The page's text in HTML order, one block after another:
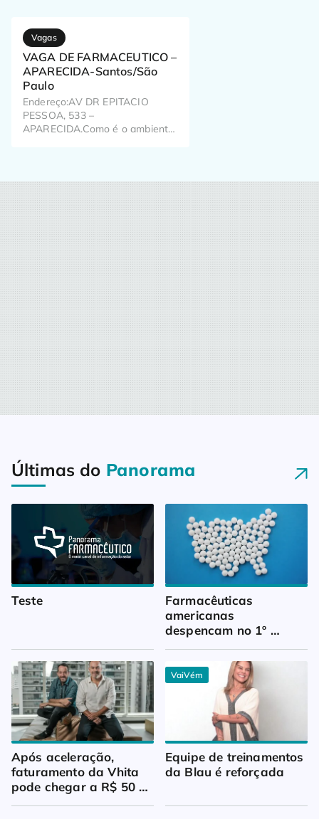
Vagas
VAGA DE FARMACEUTICO –
APARECIDA-Santos/São
Paulo
Endereço:AV DR EPITACIO
PESSOA, 533 –
APARECIDA.Como é o ambiente
Aqui, a gente pensa nisso todos
os dias!Temos em nossa fórmula
colaboradores especiais e é com
eles que aprendemos a dar o
nosso melhor diariamente, nos
Últimas do Panorama
Teste
Farmacêuticas
americanas
despencam no 1º
Após aceleração,
faturamento da Vhita
pode chegar a R$ 50
milhões
VaiVém
Equipe de treinamentos
da Blau é reforçada